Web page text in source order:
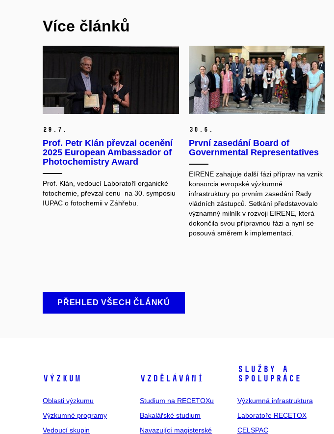
Více článků
29. 7.
Prof. Petr Klán převzal ocenění
2025 European Ambassador of
Photochemistry Award
Prof. Klán, vedoucí Laboratoří organické
fotochemie, převzal cenu na 30. symposiu
IUPAC o fotochemii v Záhřebu.
30. 6.
První zasedání Board of
Governmental Representatives
EIRENE zahajuje další fázi příprav na vznik
konsorcia evropské výzkumné
infrastruktury po prvním zasedání Rady
vládních zástupců. Setkání představovalo
významný milník v rozvoji EIRENE, která
dokončila svou přípravnou fázi a nyní se
posouvá směrem k implementaci.
PŘEHLED VŠECH ČLÁNKŮ
Výzkum
Oblasti výzkumu
Výzkumné programy
Vedoucí skupin
Vzdělávání
Studium na RECETOXu
Bakalářské studium
Navazující magisterské
Služby a
spolupráce
Výzkumná infrastruktura
Laboratoře RECETOX
CELSPAC